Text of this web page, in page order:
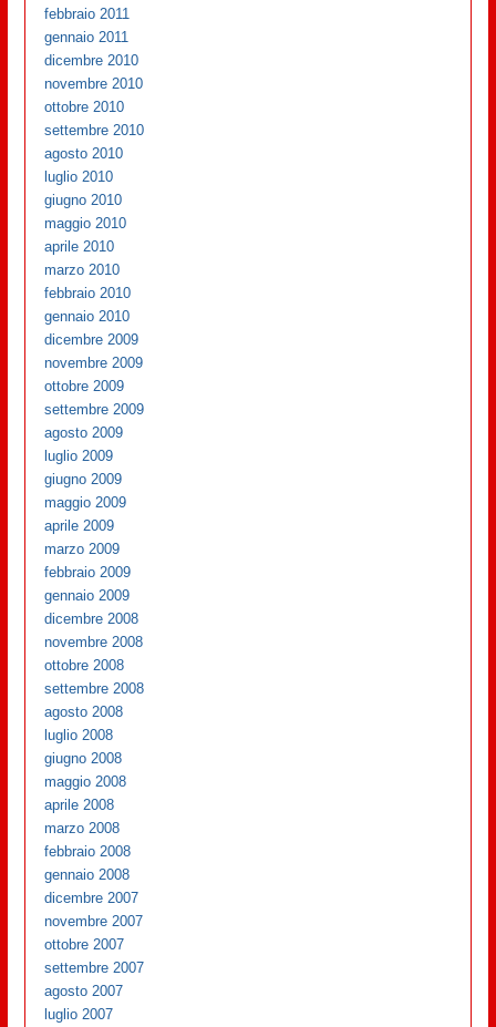
febbraio 2011
gennaio 2011
dicembre 2010
novembre 2010
ottobre 2010
settembre 2010
agosto 2010
luglio 2010
giugno 2010
maggio 2010
aprile 2010
marzo 2010
febbraio 2010
gennaio 2010
dicembre 2009
novembre 2009
ottobre 2009
settembre 2009
agosto 2009
luglio 2009
giugno 2009
maggio 2009
aprile 2009
marzo 2009
febbraio 2009
gennaio 2009
dicembre 2008
novembre 2008
ottobre 2008
settembre 2008
agosto 2008
luglio 2008
giugno 2008
maggio 2008
aprile 2008
marzo 2008
febbraio 2008
gennaio 2008
dicembre 2007
novembre 2007
ottobre 2007
settembre 2007
agosto 2007
luglio 2007